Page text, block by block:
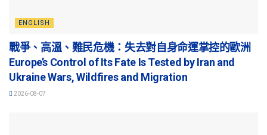
ENGLISH
戰爭、高溫、難民危機：失去對自身命運掌控的歐洲
Europe’s Control of Its Fate Is Tested by Iran and
Ukraine Wars, Wildfires and Migration
2026-08-07